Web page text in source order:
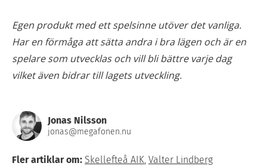
Egen produkt med ett spelsinne utöver det vanliga.
Har en förmåga att sätta andra i bra lägen och är en
spelare som utvecklas och vill bli bättre varje dag
vilket även bidrar till lagets utveckling.
Jonas Nilsson
jonas@megafonen.nu
Fler artiklar om: Skellefteå AIK Valter Lindberg